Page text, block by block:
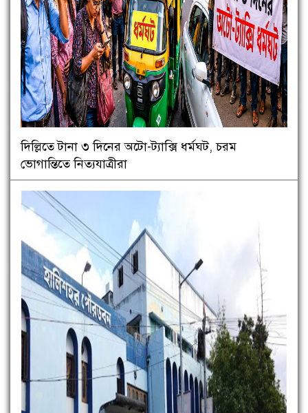
দিল্লিতে টানা ৩ দিনের অটো-ট্যাক্সি ধর্মঘট, চরম
ভোগান্তিতে নিত্যযাত্রীরা